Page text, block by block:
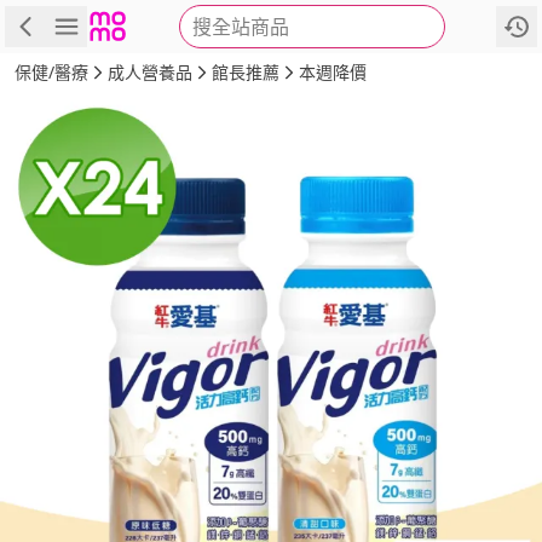
搜全站商品
商品 評價 詳情
保健/醫療 成人營養品 館長推薦 本週降價